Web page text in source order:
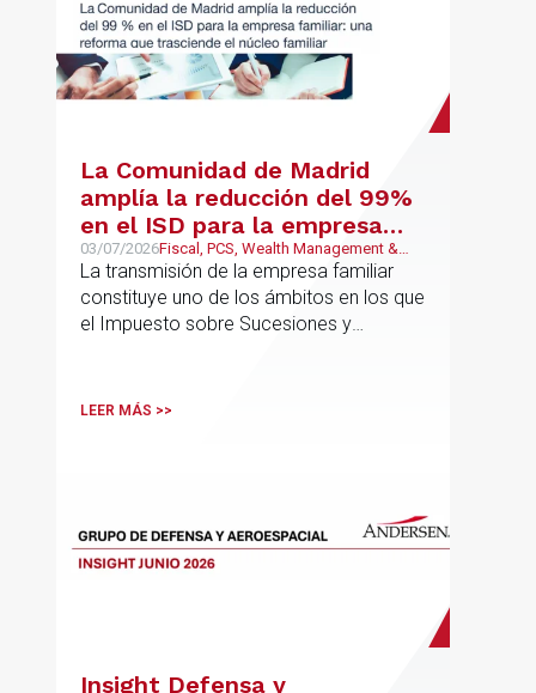
La Comunidad de Madrid
amplía la reducción del 99%
en el ISD para la empresa
familiar: una reforma que
trasciende el núcleo familiar
03/07/2026Fiscal, PCS, Wealth Management &
Family Business
La transmisión de la empresa familiar
constituye uno de los ámbitos en los que
el Impuesto sobre Sucesiones y
LEER MÁS >>
Insight Defensa y